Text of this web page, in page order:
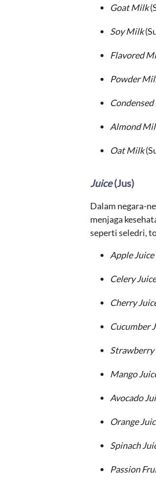
Goat Milk
Soy Milk
Flavored
Powder
Almond
Oat Milk
Juice(Jus)
Dalam negara-
menjaga
seperti seledri,
Apple Juice
Celery Juice
Cherry
Cucumber
Strawberry
Mango
Avocado
Orange
Spinach
Passion